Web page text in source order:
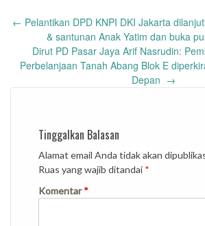
Post
navigation
← Pelantikan DPD KNPI DKI Jakarta
& santunan Anak Yatim dan buka
Dirut PD Pasar Jaya Arif Nasrudin:
Perbelanjaan Tanah Abang Blok E
Depan →
Tinggalkan Balasan
Alamat email Anda tidak akan
Ruas yang wajib ditandai *
Komentar*